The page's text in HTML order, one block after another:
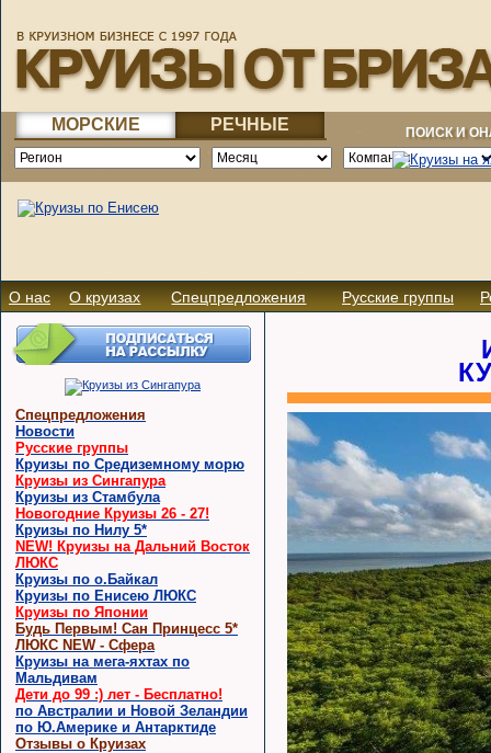
МОРСКИЕ РЕЧНЫЕ ПОИСК И
О нас О круизах Спецпредложения Русские группы
Спецпредложения
Новости
Русские группы
Круизы по Средиземному морю
Круизы из Сингапура
Круизы из Стамбула
Новогодние Круизы 26 - 27!
Круизы по Нилу 5*
NEW! Круизы на Дальний Восток
ЛЮКС
Круизы по о.Байкал
Круизы по Енисею ЛЮКС
Круизы по Японии
Будь Первым! Сан Принцесс 5*
ЛЮКС NEW - Сфера
Круизы на мега-яхтах по
Мальдивам
Дети до 99 :) лет - Бесплатно!
по Австралии и Новой Зеландии
по Ю.Америке и Антарктиде
Отзывы о Круизах